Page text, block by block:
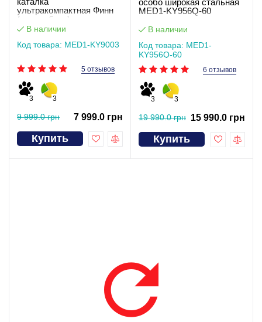
ультракомпактная Финн
(видеообзор)
В наличии
Код товара: MED1-KY9003
5 отзывов
3 3
9 999.0 грн 7 999.0 грн
Купить
MED1-KY956Q-60
В наличии
Код товара: MED1-
KY956Q-60
6 отзывов
3 3
19 990.0 грн 15 990.0 грн
Купить